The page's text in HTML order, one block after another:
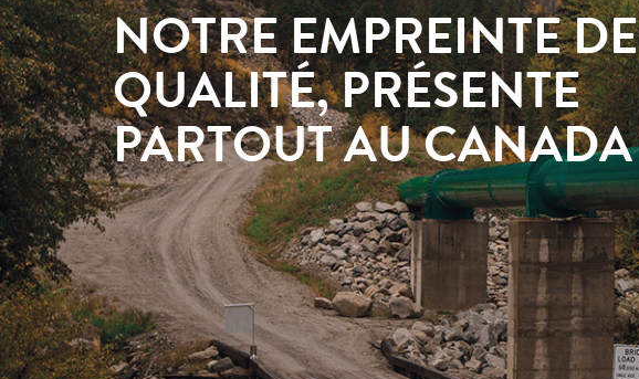
NOTRE EMPREINTE DE
QUALITÉ, PRÉSENTE
PARTOUT AU CANADA